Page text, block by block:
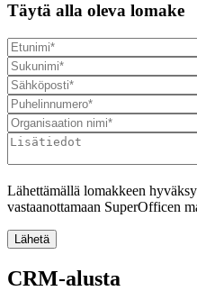
Täytä alla oleva lomake
Lähettämällä lomakkeen
vastaanottamaan SuperOfficen
CRM-alusta